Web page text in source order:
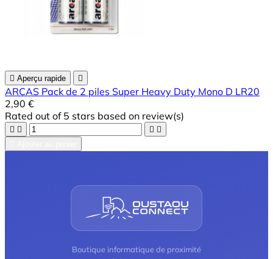
 Aperçu rapide 
ARCAS Pack de 2 piles Super Heavy Duty Mono D LR20
2,90 €
Rated out of 5 stars based on review(s)
   
Boutique informatique de proximité